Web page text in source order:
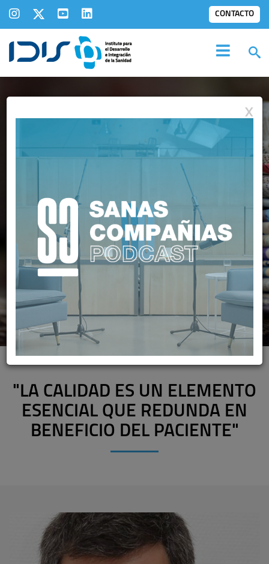
CONTACTO
IDIS EN LOSMEDIOS
"LA CALIDAD ES UN ELEMENTO
ESENCIAL QUE REDUNDA EN
BENEFICIO DEL PACIENTE"
X